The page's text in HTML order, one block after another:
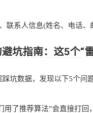
系人信息(姓名、电话、
指南：这5个“
数据，发现以下5个问题
了推荐算法”会直接打回